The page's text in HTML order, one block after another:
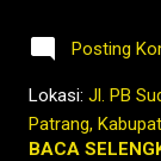
Posting
Lokasi: Jl. PB
Patrang,
BACA